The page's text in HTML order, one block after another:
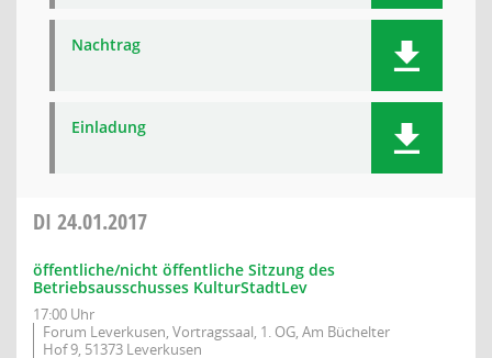
Nachtrag
Einladung
DI 24.01.2017
öffentliche/nicht öffentliche Sitzung des
Betriebsausschusses KulturStadtLev
17:00 Uhr
Forum Leverkusen, Vortragssaal, 1. OG, Am Büchelter
Hof 9, 51373 Leverkusen